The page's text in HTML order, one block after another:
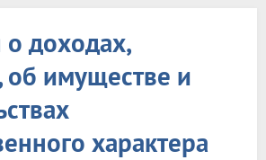
доходах,
об имуществе и
характера